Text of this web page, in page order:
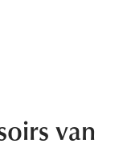
van